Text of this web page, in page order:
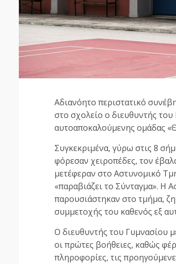
Αδιανόητο περιστατικό
στο σχολείο ο διευθυντής
αυτοαποκαλούμενης ομάδας
Συγκεκριμένα, γύρω στις 8
φόρεσαν χειροπέδες, τον
μετέφεραν στο Αστυνομικό
«παραβιάζει το Σύνταγμα».
παρουσιάστηκαν στο τμήμα,
συμμετοχής του καθενός εξ
Ο διευθυντής του Γυμνασίου
οι πρώτες βοήθειες, καθώς
πληροφορίες, τις